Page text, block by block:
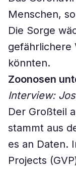
Menschen,
Die Sorge
gefährlichere
könnten.
Zoonosen
Interview:
Der Großteil
stammt aus
es an Daten.
Projects